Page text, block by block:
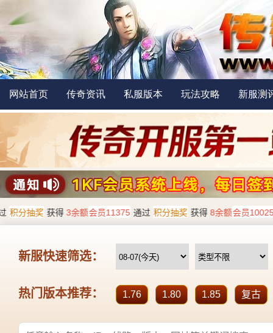
网站首页 传奇资讯 私服版本 玩法攻略 新服测